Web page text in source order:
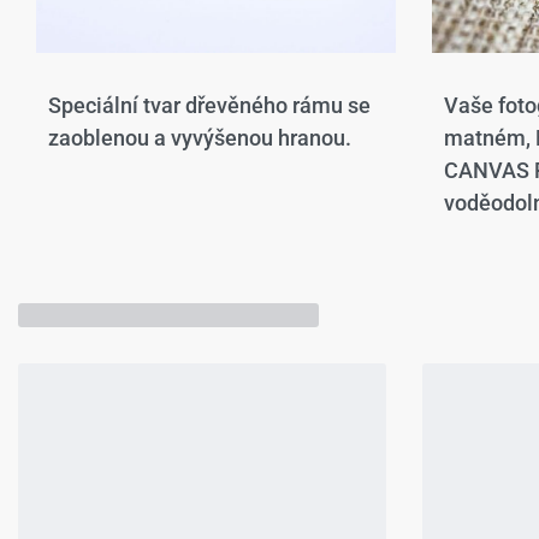
Speciální tvar dřevěného rámu se
zaoblenou a vyvýšenou hranou.​
Vaše
matném,
CANVAS